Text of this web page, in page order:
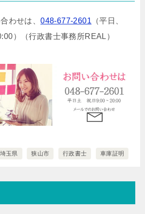
わせは、048-677-2601 （平日、
）
（行政書士事務所REAL）
埼玉県 狭山市 行政書士 車庫証明